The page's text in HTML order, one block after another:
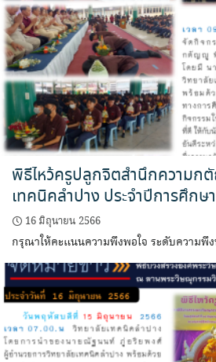
พิธีไหว้ครูปลูกจิตสำนึกความ
เทคนิคลำปาง ประจำปีการศึกษ
16 มิถุนายน 2566
กรุณาให้คะแนนความพึงพอใจ ระดับความพึง